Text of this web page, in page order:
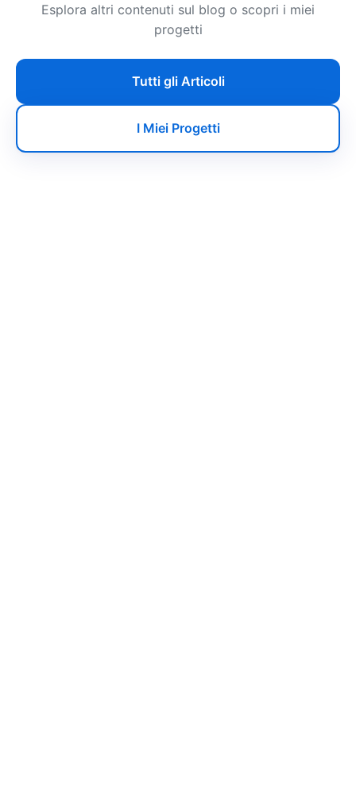
Esplora altri contenuti sul blog o scopri i miei
progetti
Tutti gli Articoli
I Miei Progetti